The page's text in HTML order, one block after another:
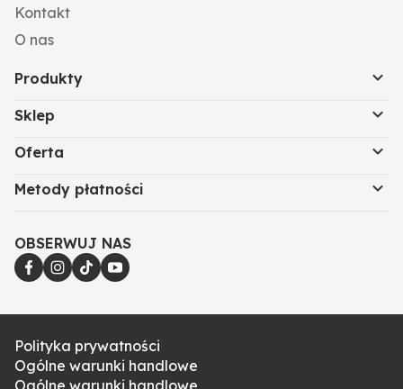
Kontakt
O nas
Produkty
Sklep
Oferta
Metody płatności
OBSERWUJ NAS
Polityka prywatności
Ogólne warunki handlowe